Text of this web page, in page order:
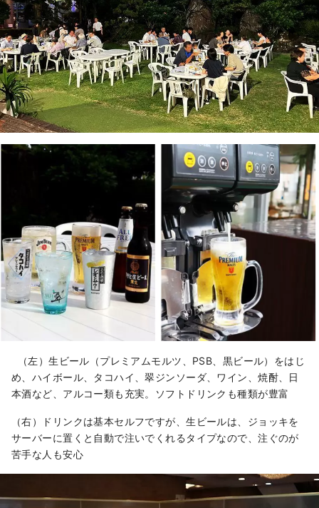
（左）生ビール（プレミアムモルツ、PSB、黒ビール）をはじ
め、ハイボール、タコハイ、翠ジンソーダ、ワイン、焼酎、日
本酒など、アルコー類も充実。ソフトドリンクも種類が豊富
（右）ドリンクは基本セルフですが、生ビールは、ジョッキを
サーバーに置くと自動で注いでくれるタイプなので、注ぐのが
苦手な人も安心